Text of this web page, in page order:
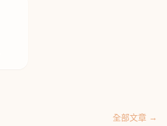
全部文章 →